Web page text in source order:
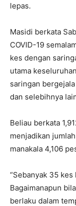
lepas.
Masidi berkata
COVID-19
kes dengan
utama
saringan
dan selebihnya
Beliau berkata
menjadikan
manakala 4,106
“Sebanyak 35
Bagaimanapun
berlaku dalam